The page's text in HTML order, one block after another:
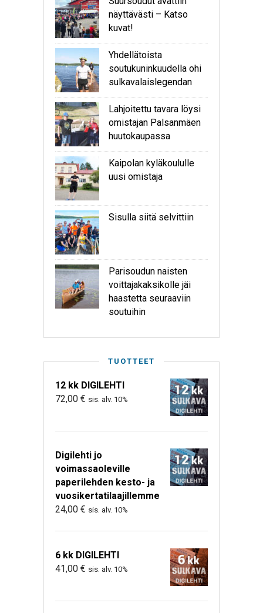
näyttävästi – Katso
kuvat!
Yhdellätoista
soutukuninkuudella ohi
sulkavalaislegendan
Lahjoitettu tavara löysi
omistajan Palsanmäen
huutokaupassa
Kaipolan kyläkoululle
uusi omistaja
Sisulla siitä selvittiin
Parisoudun naisten
voittajakaksikolle jäi
haastetta seuraaviin
soutuihin
TUOTTEET
12 kk DIGILEHTI
72,00 € sis. alv. 10%
Digilehti jo
voimassaoleville
paperilehden kesto- ja
vuosikertatilaajillemme
24,00 € sis. alv. 10%
6 kk DIGILEHTI
41,00 € sis. alv. 10%